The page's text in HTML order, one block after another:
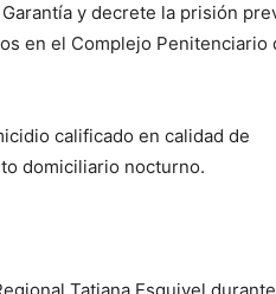
y decrete la prisión
en el Complejo Penitenciario
calificado en calidad de
domiciliario nocturno.